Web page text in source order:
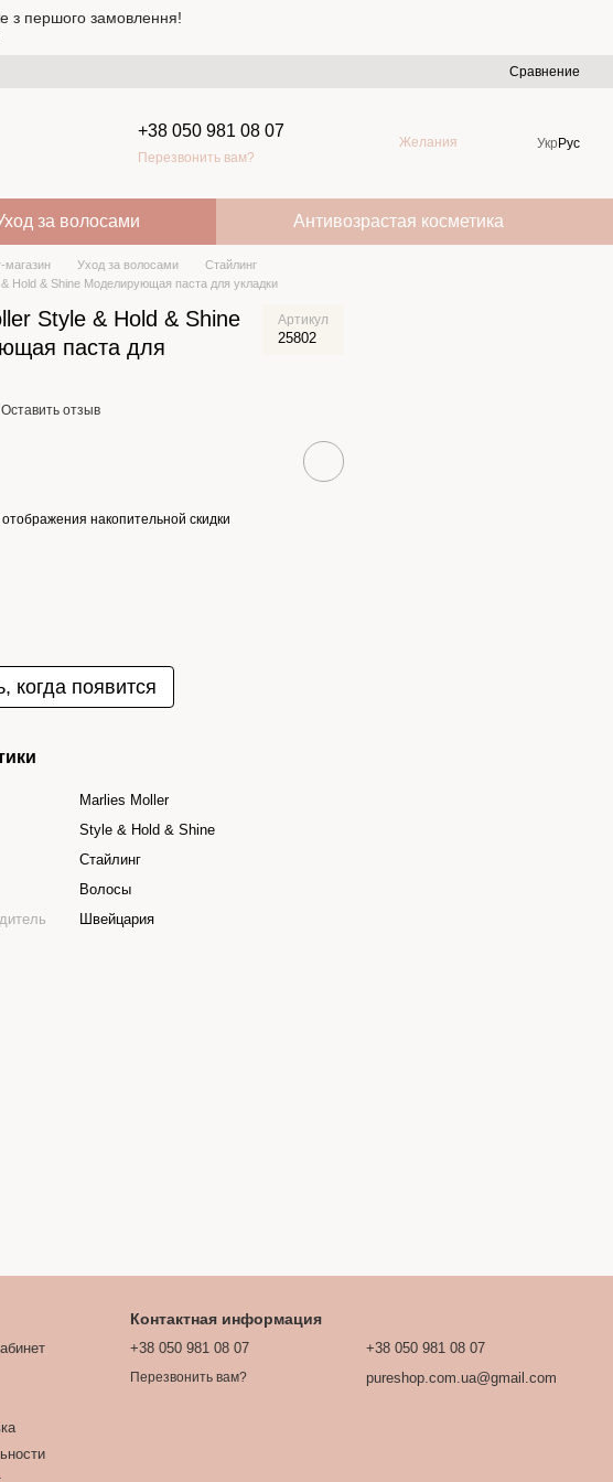
з першого замовлення!
Сравнение
+38 050 981 08 07
Перезвонить вам?
Желания Укр Рус
за волосами Антивозрастая косметика
магазин Уход за волосами
Стайлинг
Hold & Shine Моделирующая паста для укладки
Style & Hold & Shine
паста для
Артикул
25802
Оставить отзыв
накопительной скидки
когда появится
Marlies Moller
Style & Hold & Shine
Стайлинг
Волосы
Швейцария
Контактная информация
+38 050 981 08 07
Перезвонить вам?
+38 050 981 08 07
pureshop.com.ua@gmail.com